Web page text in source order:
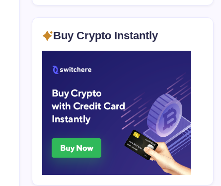
Buy Crypto Instantly